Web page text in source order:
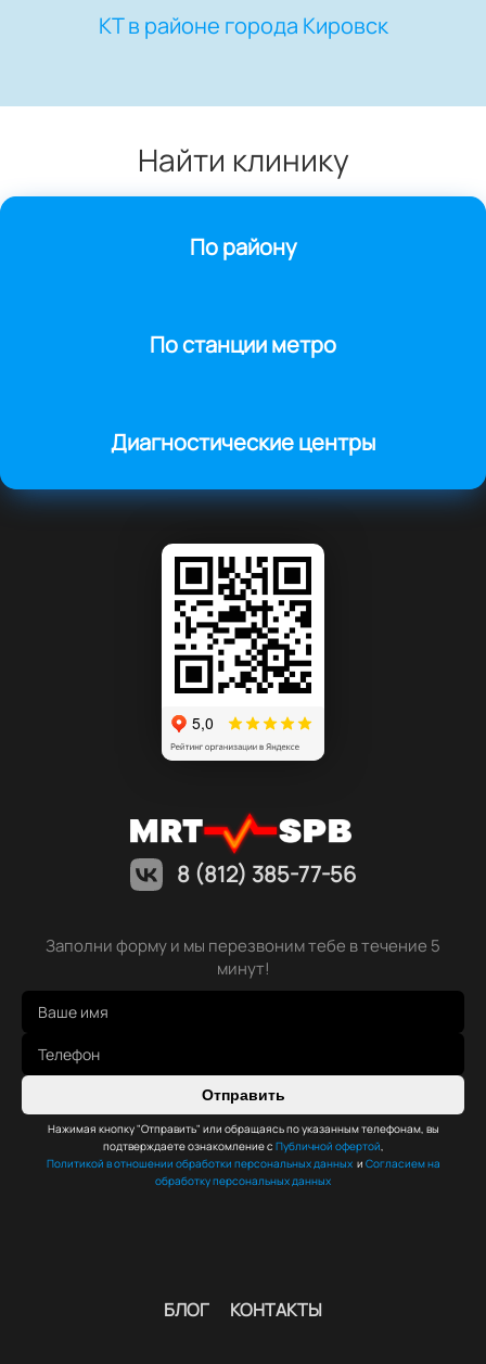
КТ в районе города Кировск
Найти клинику
По району
По станции метро
Диагностические центры
8 (812) 385-77-56
Заполни форму и мы перезвоним тебе в течение 5
минут!
Отправить
Нажимая кнопку "Отправить" или обращаясь по указанным телефонам, вы
подтверждаете ознакомление с Публичной офертой,
Политикой в отношении обработки персональных данных и Согласием на
обработку персональных данных
БЛОГ КОНТАКТЫ